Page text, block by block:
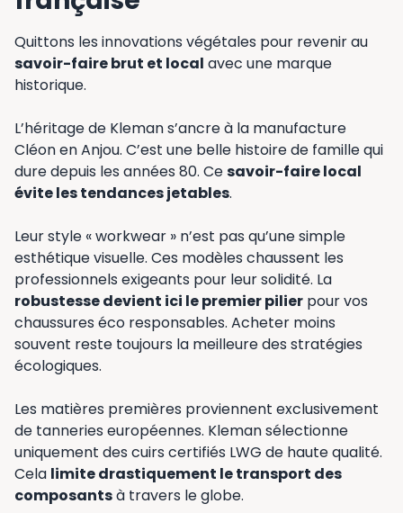
Quittons les innovations végétales pour revenir au
savoir-faire brut et local avec une marque
historique.
L’héritage de Kleman s’ancre à la manufacture
Cléon en Anjou. C’est une belle histoire de famille qui
dure depuis les années 80. Cesavoir-faire local
évite les tendances jetables.
Leur style « workwear » n’est pas qu’une simple
esthétique visuelle. Ces modèles chaussent les
professionnels exigeants pour leur solidité. La
robustesse devient ici le premier pilier pour vos
chaussures éco responsables. Acheter moins
souvent reste toujours la meilleure des stratégies
écologiques.
Les matières premières proviennent exclusivement
de tanneries européennes. Kleman sélectionne
uniquement des cuirs certifiés LWG de haute qualité.
Cela limite drastiquement le transport des
composantsà travers le globe.